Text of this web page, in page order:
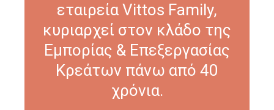
εταιρεία Vittos Family,
κυριαρχεί στον κλάδο της
Εμπορίας & Επεξεργασίας
Κρεάτων πάνω από 40
χρόνια.